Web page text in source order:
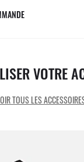
VOTRE
TOUS LES